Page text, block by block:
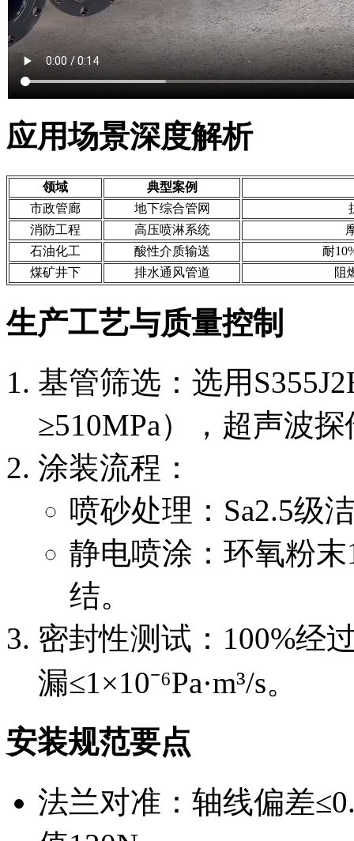
应用场景深度解析
领域
典型案例
市政管廊
地下综合管网
消防工程
高压喷淋系统
石油化工
酸性介质输送
耐
煤矿井下
排水通风管道 阻
生产工艺与质量控制
基管筛选：选用
≥510MPa），超声波
涂装流程：
喷砂处理：Sa2.5级
静电喷涂：环氧粉
结。
密封性测试：100%经
漏≤1×10⁻⁶Pa·m³/s。
安装规范要点
法兰对准：轴线偏差